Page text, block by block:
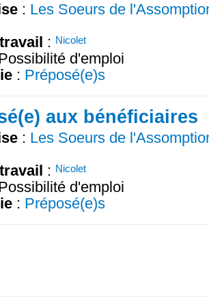
: Les Soeurs de
: Nicolet
d'emploi
: Préposé(e)s
aux bénéficiaires
: Les Soeurs de
: Nicolet
d'emploi
: Préposé(e)s